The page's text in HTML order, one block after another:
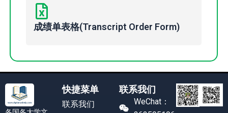
成绩单表格(Transcript Order Form)
快捷菜单
联系我们
联系我们
WeChat：